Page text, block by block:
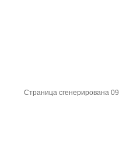
Страница сгенерирована